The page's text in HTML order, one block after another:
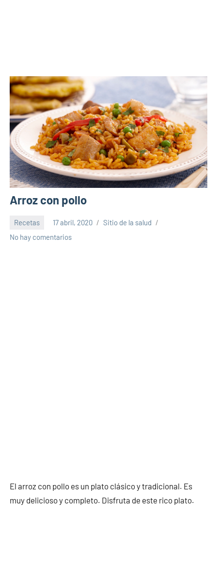
Arroz con pollo
Recetas 17 abril, 2020
Sitio de la salud
No hay comentarios
El arroz con pollo es un plato clásico y tradicional. Es
muy delicioso y completo. Disfruta de este rico plato.